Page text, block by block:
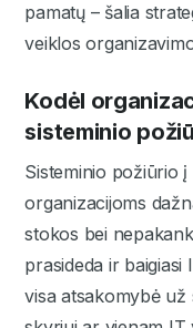
pamatų – šalia
veiklos
Kodėl
sisteminio
Sisteminio požiūrio
organizacijoms
stokos bei
prasideda ir baigiasi
visa atsakomybė už